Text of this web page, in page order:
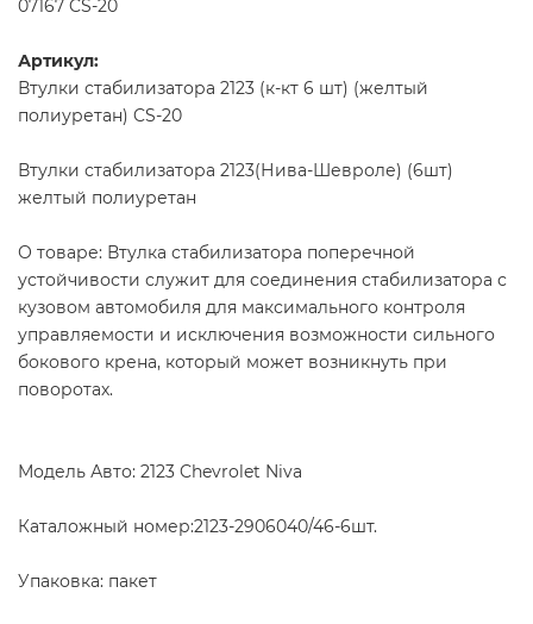
07167 CS-20
Артикул:
Втулки стабилизатора 2123 (к-кт 6 шт) (желтый
полиуретан) CS-20
Втулки стабилизатора 2123(Нива-Шевроле) (6шт)
желтый полиуретан
О товаре: Втулка стабилизатора поперечной
устойчивости служит для соединения стабилизатора с
кузовом автомобиля для максимального контроля
управляемости и исключения возможности сильного
бокового крена, который может возникнуть при
поворотах.
Модель Авто: 2123 Chevrolet Niva
Каталожный номер:2123-2906040/46-6шт.
Упаковка: пакет